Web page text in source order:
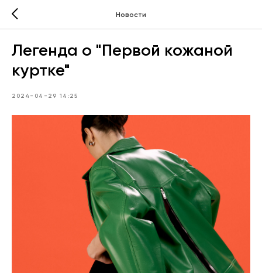
Новости
Легенда о "Первой кожаной
куртке"
2024-04-29 14:25